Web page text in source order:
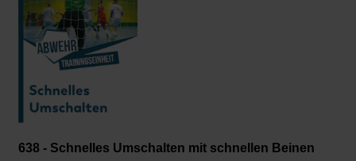
638 - Schnelles Umschalten mit schnellen Beinen